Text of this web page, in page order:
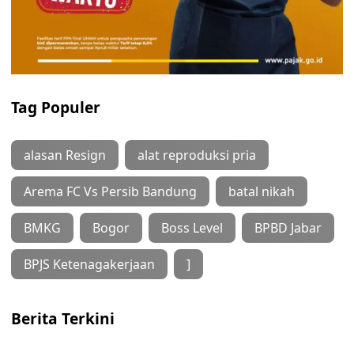
Tag Populer
alasan Resign alat reproduksi pria
Arema FC Vs Persib Bandung batal nikah
BMKG Bogor Boss Level BPBD Jabar
BPJS Ketenagakerjaan ]
Berita Terkini